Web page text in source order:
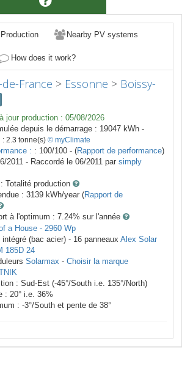
Production Nearby PV systems
How does it work?
de-France > Essonne > Boissy-
jour production : 05/08/2026
depuis le démarrage : 19047 kWh -
: 2.3 tonne(s) © myClimate
: : 100/100 - (Rapport de performance)
2011 - Raccordé le 06/2011 par simply
Totalité production
: 3139 kWh/year (Rapport de
à l'optimum : 7.24% sur l'année
a House - 2960 Wp
intégré (bac acier) - 16 panneaux Alex Solar
185D 24
Solarmax - Choisir la marque
: Sud-Est (-45°/South i.e. 135°/North)
: 20° i.e. 36%
: -3°/South et pente de 38°